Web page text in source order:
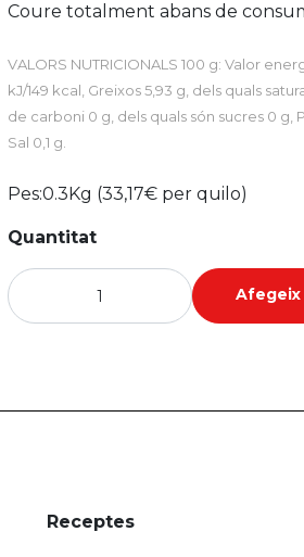
Coure totalment abans de
VALORS NUTRICIONALS 100 g: Valor
kJ/149 kcal, Greixos 5,93 g, dels quals
de carboni 0 g, dels quals són sucres 0 g,
Sal 0,1 g.
Pes:0.3Kg (33,17€ per quilo)
Quantitat
Afegeix
Receptes